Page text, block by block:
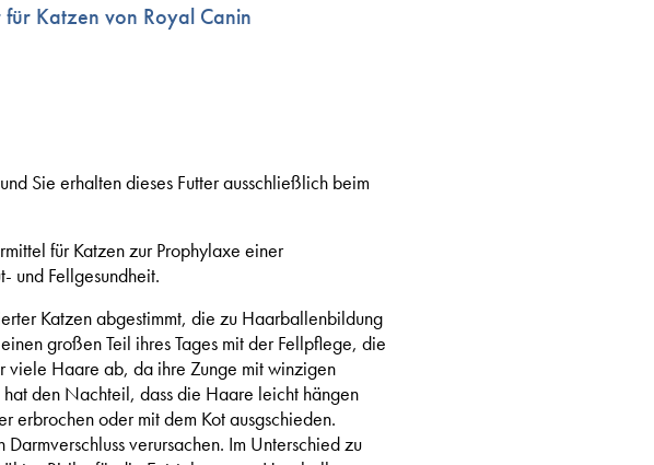
Katzen von Royal Canin
Sie erhalten dieses Futter ausschließlich beim
für Katzen zur Prophylaxe einer
und Fellgesundheit.
Katzen abgestimmt, die zu Haarballenbildung
großen Teil ihres Tages mit der Fellpflege, die
viele Haare ab, da ihre Zunge mit winzigen
den Nachteil, dass die Haare leicht hängen
oder mit dem Kot ausgschieden.
verursachen. Im Unterschied zu